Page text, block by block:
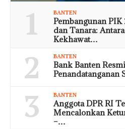
1 BANTEN
Pembangunan
dan Tanara:
Kekhawat…
2 BANTEN
Bank Banten
Penandatanganan
3 BANTEN
Anggota DPR RI
Mencalonkan
–…